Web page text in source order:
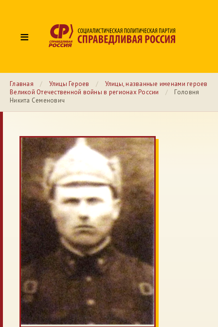
≡
Главная / Улицы Героев /
Улицы, названные именами героев
Великой Отечественной войны в регионах России
/
Головня
Никита Семенович
№ 45